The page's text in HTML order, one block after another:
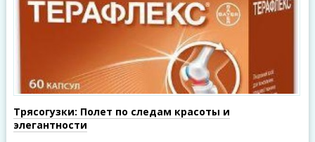
Трясогузки: Полет по следам красоты и
элегантности